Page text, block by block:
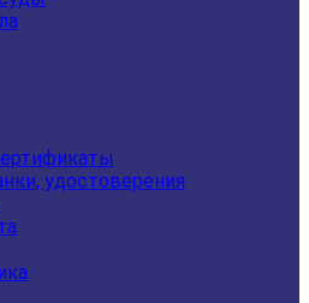
удостоверения